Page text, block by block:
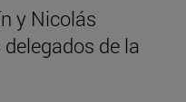
y Nicolás
de la